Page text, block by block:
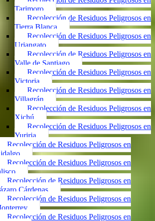
Tarimoro
Recolección de Residuos Peligrosos en
Tierra Blanca
Recolección de Residuos Peligrosos en
Uriangato
Recolección de Residuos Peligrosos en
Valle de Santiago
Recolección de Residuos Peligrosos en
Victoria
Recolección de Residuos Peligrosos en
Villagrán
Recolección de Residuos Peligrosos en
Xichú
Recolección de Residuos Peligrosos en
Yuriria
Recolección de Residuos Peligrosos en
Recolección de Residuos Peligrosos en
Recolección de Residuos Peligrosos en
Cárdenas
Recolección de Residuos Peligrosos en
Recolección de Residuos Peligrosos en